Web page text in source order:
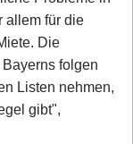
allem für die
Die
folgen
Listen nehmen,
gibt",